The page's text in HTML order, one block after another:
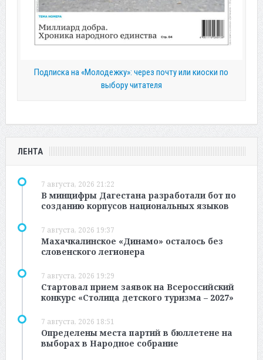
Подписка на «Молодежку»: через почту или киоски по
выбору читателя
ЛЕНТА
7 августа, 2026 21:22
В минцифры Дагестана разработали бот по
созданию корпусов национальных языков
7 августа, 2026 19:37
Махачкалинское «Динамо» осталось без
словенского легионера
7 августа, 2026 19:29
Стартовал прием заявок на Всероссийский
конкурс «Столица детского туризма – 2027»
7 августа, 2026 18:51
Определены места партий в бюллетене на
выборах в Народное собрание